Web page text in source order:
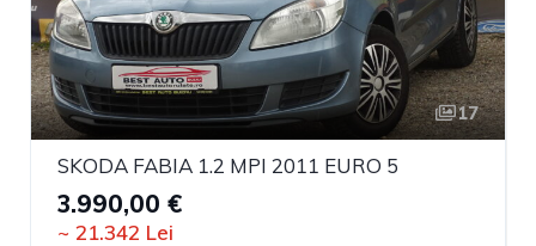
17
SKODA FABIA 1.2 MPI 2011 EURO 5
3.990,00 €
~ 21.342 Lei